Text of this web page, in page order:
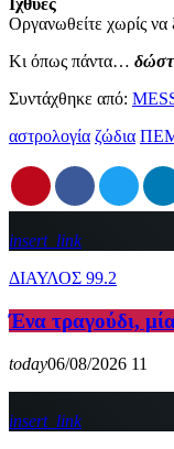
Οργανωθείτε χωρίς να
Κι όπως πάντα…
Συντάχθηκε από:
αστρολογία ζώδια
insert_link
ΔΙΑΥΛΟΣ 99.2
Ένα τραγούδι,
today06/08/2026 11
insert_link